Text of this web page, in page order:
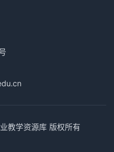
教学资源库 版权所有